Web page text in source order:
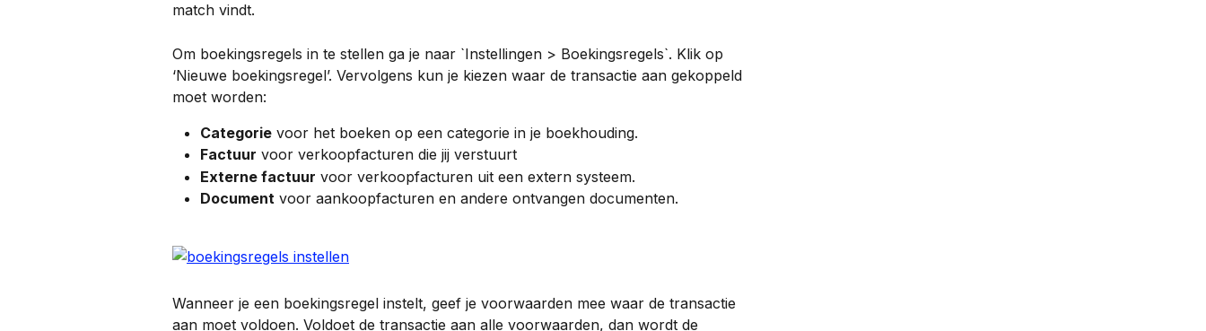
match vindt.
Om boekingsregels in te stellen ga je naar `Instellingen > Boekingsregels`. Klik op
‘Nieuwe boekingsregel’. Vervolgens kun je kiezen waar de transactie aan gekoppeld
moet worden:
Categorie voor het boeken op een categorie in je boekhouding.
Factuur voor verkoopfacturen die jij verstuurt
Externe factuur voor verkoopfacturen uit een extern systeem.
Document voor aankoopfacturen en andere ontvangen documenten.
Wanneer je een boekingsregel instelt, geef je voorwaarden mee waar de transactie
aan moet voldoen. Voldoet de transactie aan alle voorwaarden, dan wordt de